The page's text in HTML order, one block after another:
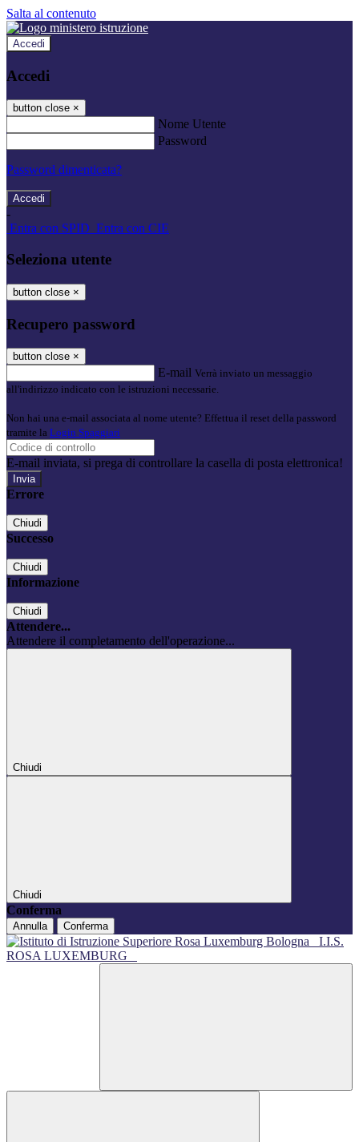
Salta al contenuto
Accedi
Accedi
button close ×
Nome Utente
Password
Password dimenticata?
-
Entra con SPID Entra con CIE
Seleziona utente
button close ×
Recupero password
button close ×
E-mail Verrà inviato un messaggio
all'indirizzo indicato con le istruzioni necessarie.
Non hai una e-mail associata al nome utente? Effettua il reset della password
tramite la Login Spaggiari
E-mail inviata, si prega di controllare la casella di posta elettronica!
Errore
Chiudi
Successo
Chiudi
Informazione
Chiudi
Attendere...
Attendere il completamento dell'operazione...
Chiudi
Chiudi
Conferma
Annulla Conferma
I.I.S.
ROSA LUXEMBURG